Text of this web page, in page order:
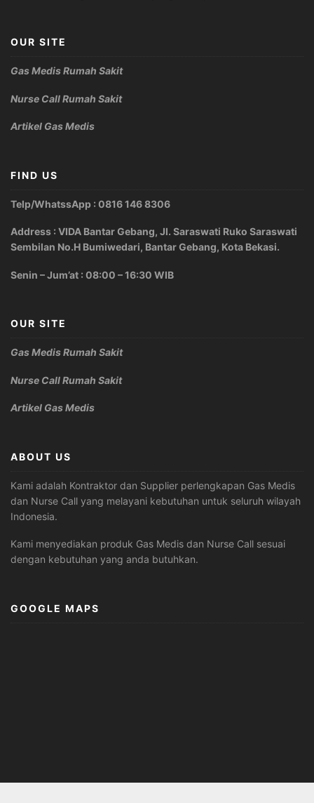
OUR SITE
Gas Medis Rumah Sakit
Nurse Call Rumah Sakit
Artikel Gas Medis
FIND US
Telp/WhatssApp : 0816 146 8306
Address : VIDA Bantar Gebang, Jl. Saraswati Ruko Saraswati
Sembilan No.H Bumiwedari, Bantar Gebang, Kota Bekasi.
Senin – Jum’at : 08:00 – 16:30 WIB
OUR SITE
Gas Medis Rumah Sakit
Nurse Call Rumah Sakit
Artikel Gas Medis
ABOUT US
Kami adalah Kontraktor dan Supplier perlengkapan Gas Medis
dan Nurse Call yang melayani kebutuhan untuk seluruh wilayah
Indonesia.
Kami menyediakan produk Gas Medis dan Nurse Call sesuai
dengan kebutuhan yang anda butuhkan.
GOOGLE MAPS